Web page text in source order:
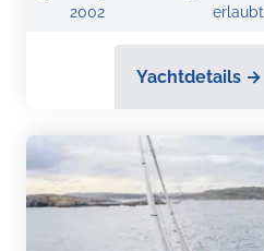
2002
erlaubt
Yachtdetails →